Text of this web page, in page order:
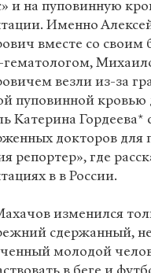
и на пуповинную
Именно
вместе со своим
везли из-за
пуповинной
Катерина Гордеева*
докторов
репортер», где
в в России.
изменился
сдержанный,
молодой